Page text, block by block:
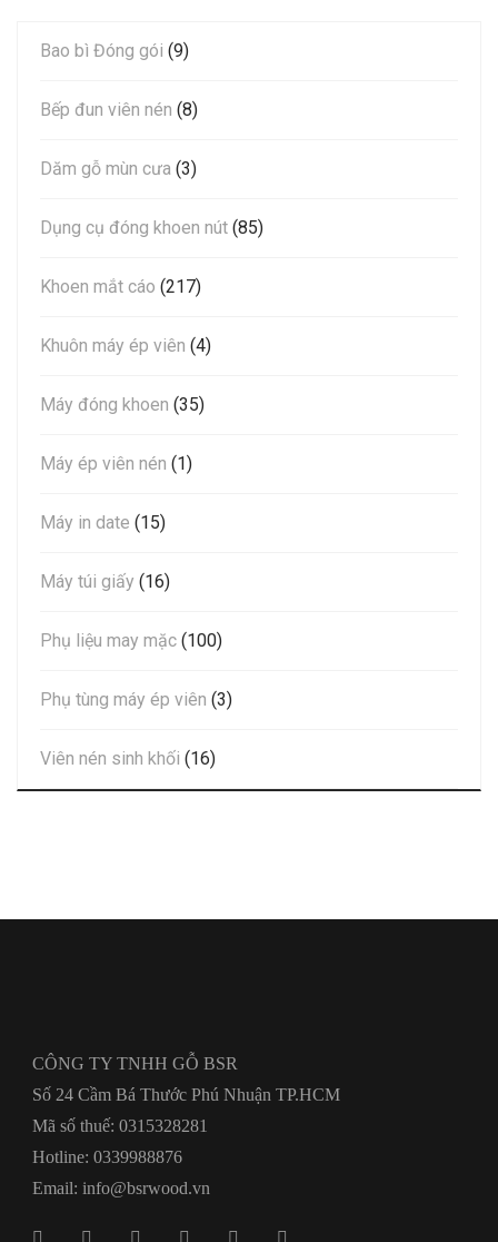
Bao bì Đóng gói (9)
Bếp đun viên nén (8)
Dăm gỗ mùn cưa (3)
Dụng cụ đóng khoen nút (85)
Khoen mắt cáo (217)
Khuôn máy ép viên (4)
Máy đóng khoen (35)
Máy ép viên nén (1)
Máy in date (15)
Máy túi giấy (16)
Phụ liệu may mặc (100)
Phụ tùng máy ép viên (3)
Viên nén sinh khối (16)
CÔNG TY TNHH GỖ BSR
Số 24 Cầm Bá Thước Phú Nhuận TP.HCM
Mã số thuế: 0315328281
Hotline: 0339988876
Email: info@bsrwood.vn